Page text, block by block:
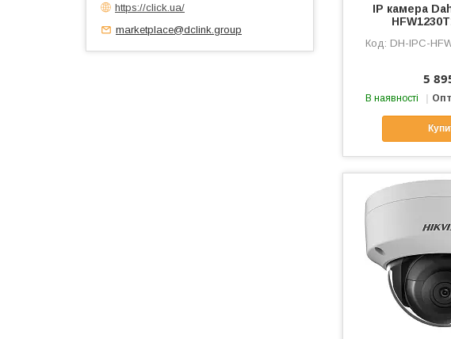
IP камера
DH-IPC-
5
В наявності
https://click.ua/
marketplace@dclink.group